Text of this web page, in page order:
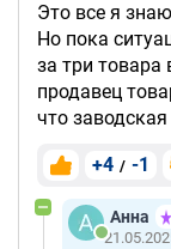
Это все я
Но пока
за три товара
продавец
что
+4 / -1
Анна